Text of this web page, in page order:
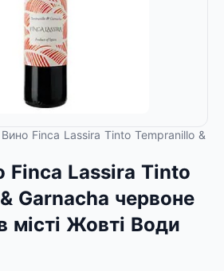
Вино Finca Lassira Tinto Tempranillo &
Finca Lassira Tinto
Garnacha червоне
місті Жовті Води